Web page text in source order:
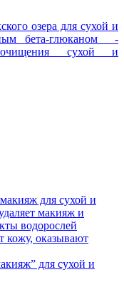
озера для сухой и
бета-глюканом -
сухой и
для сухой и